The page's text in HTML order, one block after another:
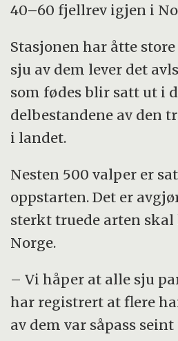
40–60 fjellrev igjen i
Stasjonen har åtte
sju av dem lever det
som fødes blir satt ut i
delbestandene av den
i landet.
Nesten 500 valper er
oppstarten. Det er
sterkt truede arten skal
Norge.
– Vi håper at alle sju
har registrert at flere
av dem var såpass